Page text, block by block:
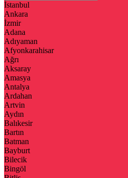
İstanbul
Ankara
İzmir
Adana
Adıyaman
Afyonkarahisar
Ağrı
Aksaray
Amasya
Antalya
Ardahan
Artvin
Aydın
Balıkesir
Bartın
Batman
Bayburt
Bilecik
Bingöl